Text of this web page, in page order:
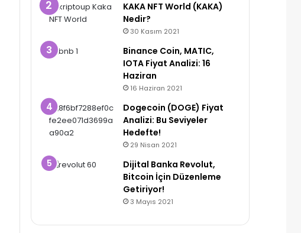
KAKA NFT World (KAKA)
Nedir?
30 Kasım 2021
Binance Coin, MATIC,
IOTA Fiyat Analizi: 16
Haziran
16 Haziran 2021
Dogecoin (DOGE) Fiyat
Analizi: Bu Seviyeler
Hedefte!
29 Nisan 2021
Dijital Banka Revolut,
Bitcoin İçin Düzenleme
Getiriyor!
3 Mayıs 2021